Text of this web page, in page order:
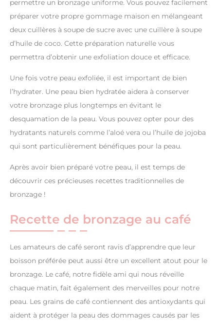
permettre un bronzage uniforme. Vous pouvez facilement
préparer votre propre gommage maison en mélangeant
deux cuillères à soupe de sucre avec une cuillère à soupe
d’huile de coco. Cette préparation naturelle vous
permettra d’obtenir une exfoliation douce et efficace.
Une fois votre peau exfoliée, il est important de bien
l’hydrater. Une peau bien hydratée aidera à conserver
votre bronzage plus longtemps en évitant le
desquamation de la peau. Vous pouvez opter pour des
hydratants naturels comme l’aloé vera ou l’huile de jojoba
qui sont particulièrement bénéfiques pour la peau.
Après avoir bien préparé votre peau, il est temps de
découvrir ces précieuses recettes traditionnelles de
bronzage !
Recette de bronzage au café
Les amateurs de café seront ravis d’apprendre que leur
boisson préférée peut aussi être un excellent atout pour le
bronzage. Le café, notre fidèle ami qui nous réveille
chaque matin, fait également des merveilles pour notre
peau. Les grains de café contiennent des antioxydants qui
aident à protéger la peau des dommages causés par les